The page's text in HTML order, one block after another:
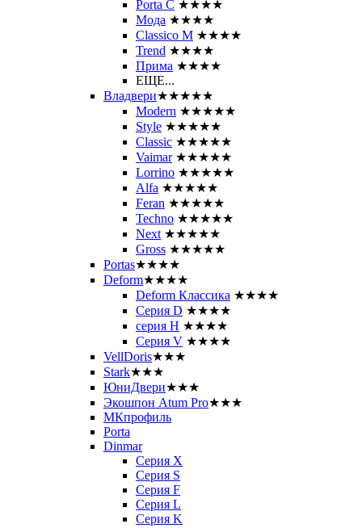
Porta C ★★★★
Мода ★★★★
Classico M ★★★★
Trend ★★★★
Прима ★★★★
ЕЩЕ...
Владвери★★★★★
Modern ★★★★★
Style ★★★★★
Classic ★★★★★
Vaimar ★★★★★
Lorrino ★★★★★
Alfa ★★★★★
Feran ★★★★★
Techno ★★★★★
Next ★★★★★
Gross ★★★★★
Portas★★★★
Deform★★★★
Deform Классика ★★★★
Серия D ★★★★
серия H ★★★★
Серия V ★★★★
VellDoris★★★
Stark★★★
ЮниДвери★★★
Экошпон Atum Pro★★★
МКпрофиль
Porta
Dinmar
Серия X
Серия S
Серия F
Серия L
Серия K